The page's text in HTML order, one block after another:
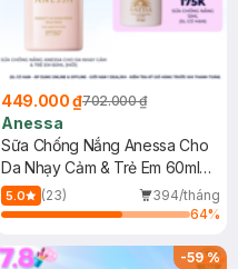
449.000 ₫702.000 ₫
Anessa
Sữa Chống Nắng Anessa Cho
Da Nhạy Cảm & Trẻ Em 60ml
(Mới)
5.0 (23)
394/tháng
64%
-59%